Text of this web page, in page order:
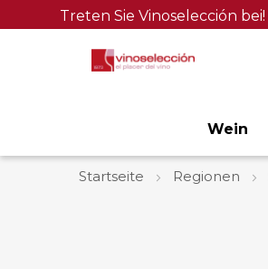
Treten Sie Vinoselección bei!
Wein
Startseite Regionen